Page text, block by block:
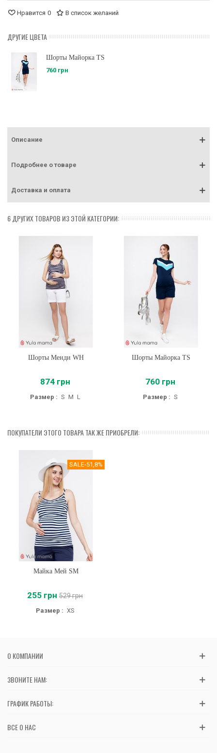
Нравится 0 В список желаний
ДРУГИЕ ЦВЕТА
Шорты Майорка TS
760 грн
Описание
Подробнее о товаре
Доставка и оплата
6 ДРУГИХ ТОВАРОВ ИЗ ЭТОЙ КАТЕГОРИИ:
Шорты Менди WH
874 грн
Размер : S M L
Шорты Майорка TS
760 грн
Размер : S
ПОКУПАТЕЛИ ЭТОГО ТОВАРА ТАК ЖЕ ПРИОБРЕЛИ:
SALE-51,8%
Майка Мей SM
255 грн 529 грн
Размер : XS
О КОМПАНИИ
ЗВОНИТЕ НАМ:
ГРАФИК РАБОТЫ:
ВСЕ О НАС